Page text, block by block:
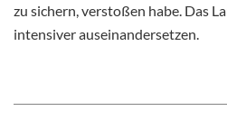
zu sichern, verstoßen habe. Das
intensiver auseinandersetzen.